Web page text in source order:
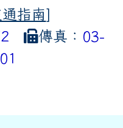
通指南]
傳真： 03-